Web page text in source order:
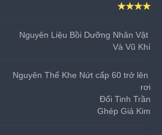
★★★★
Nguyên Liệu Bồi Dưỡng Nhân Vật
Và Vũ Khí
Nguyên Thể Khe Nứt cấp 60 trở lên
rơi
Đổi Tinh Trần
Ghép Giả Kim